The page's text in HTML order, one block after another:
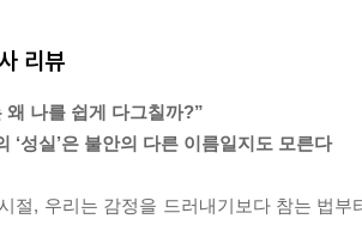
맞추기의 핵심에는 통제가 있다. 겉으로는
두 쥐어짜서 동원하는 필사적인 대응이다.
리뷰
왜 나를 쉽게 다그칠까?”
‘성실’은 불안의 다른 이름일지도 모른다
절, 우리는 감정을 드러내기보다 참는 법